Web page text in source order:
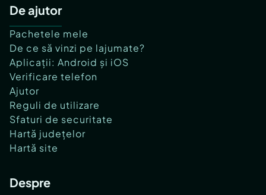
De ajutor
Pachetele mele
De ce să vinzi pe lajumate?
Aplicații: Android și iOS
Verificare telefon
Ajutor
Reguli de utilizare
Sfaturi de securitate
Hartă județelor
Hartă site
Despre